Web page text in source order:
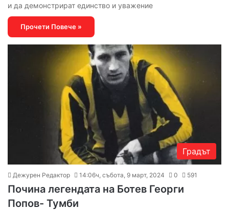
и да демонстрират единство и уважение
Прочети Повече »
Градът
Дежурен Редактор 14:06ч, събота, 9 март, 2024 0 591
Почина легендата на Ботев Георги
Попов- Тумби